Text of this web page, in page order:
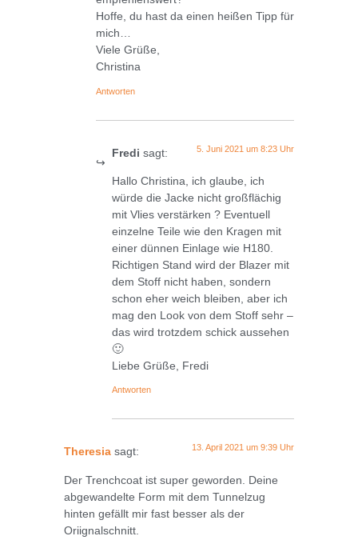
Hoffe, du hast da einen heißen Tipp für
mich…
Viele Grüße,
Christina
Antworten
Fredi sagt: 5. Juni 2021 um 8:23 Uhr
Hallo Christina, ich glaube, ich
würde die Jacke nicht großflächig
mit Vlies verstärken ? Eventuell
einzelne Teile wie den Kragen mit
einer dünnen Einlage wie H180.
Richtigen Stand wird der Blazer mit
dem Stoff nicht haben, sondern
schon eher weich bleiben, aber ich
mag den Look von dem Stoff sehr –
das wird trotzdem schick aussehen
🙂
Liebe Grüße, Fredi
Antworten
Theresia sagt: 13. April 2021 um 9:39 Uhr
Der Trenchcoat ist super geworden. Deine
abgewandelte Form mit dem Tunnelzug
hinten gefällt mir fast besser als der
Oriignalschnitt.